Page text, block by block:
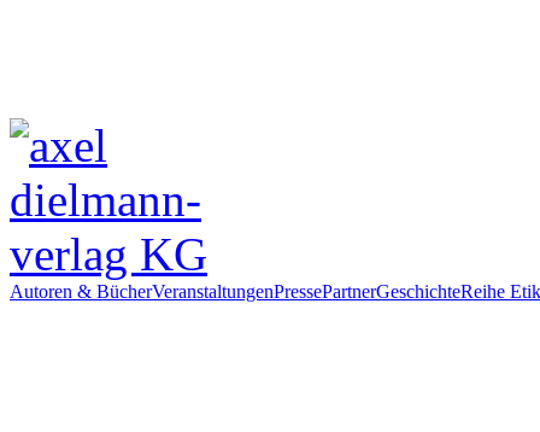
Autoren & BücherVeranstaltungenPressePartnerGeschichteReihe